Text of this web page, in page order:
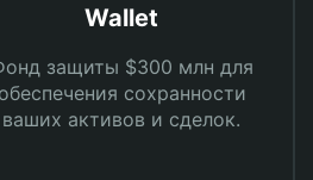
Wallet
защиты $300 млн для
обеспечения сохранности
ваших активов и сделок.